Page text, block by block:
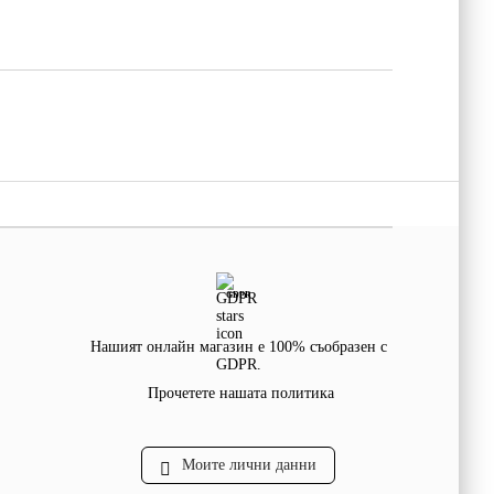
GDPR
Нашият онлайн магазин е 100% съобразен с
GDPR.
Прочетете нашата политика
Моите лични данни